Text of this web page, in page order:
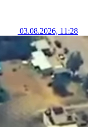
03.08.2026, 11:28